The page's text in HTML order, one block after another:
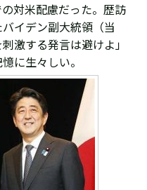
対米配慮だった。歴訪
バイデン副大統領（当
激する発言は避けよ」
に生々しい。